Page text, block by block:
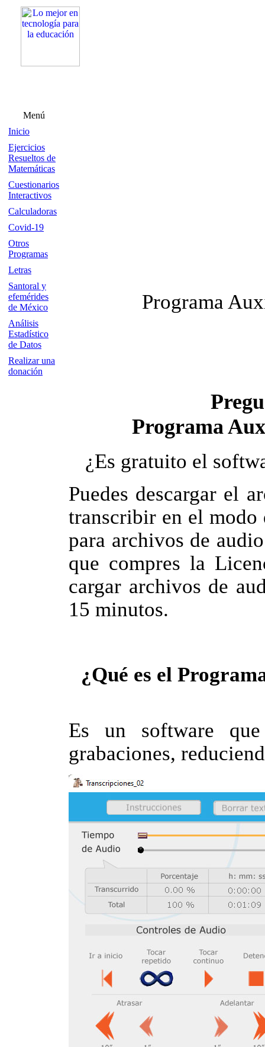
Menú
Inicio
Ejercicios
Resueltos de
Matemáticas
Cuestionarios
Interactivos
Calculadoras
Covid-19
Otros
Programas
Letras
Santoral y
efemérides
de México
Análisis
Estadístico
de Datos
Realizar una
donación
Programa
Programa
¿Es gratuito el
Puedes descargar el
transcribir en el modo
para archivos de
que compres la
cargar archivos de
15 minutos.
¿Qué es el
Es un software
grabaciones,